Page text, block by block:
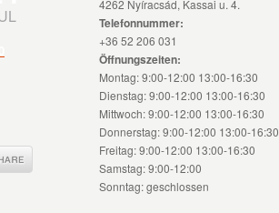
4262 Nyíracsád, Kassai u. 4.
Telefonnummer:
+36 52 206 031
Öffnungszeiten:
Montag: 9:00-12:00 13:00-16:30
Dienstag: 9:00-12:00 13:00-16:30
Mittwoch: 9:00-12:00 13:00-16:30
Donnerstag: 9:00-12:00 13:00-16:30
Freitag: 9:00-12:00 13:00-16:30
Samstag: 9:00-12:00
Sonntag: geschlossen